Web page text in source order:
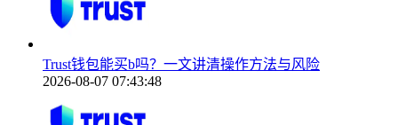
Trust钱包能买b吗？一文讲清操作方法与风险
2026-08-07 07:43:48